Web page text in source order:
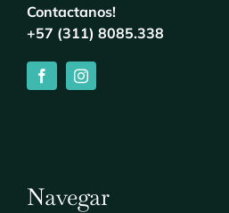
Contactanos!
+57 (311) 8085.338
Navegar